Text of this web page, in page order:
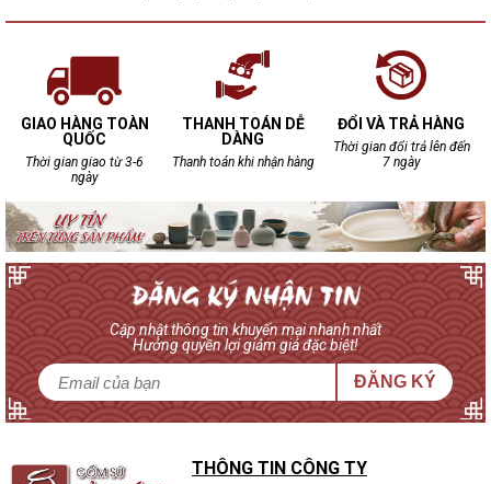
GIAO HÀNG TOÀN
QUỐC
Thời gian giao từ 3-6
ngày
THANH TOÁN DỄ
DÀNG
Thanh toán khi nhận hàng
ĐỔI VÀ TRẢ HÀNG
Thời gian đổi trả lên đến
7 ngày
Cập nhật thông tin khuyến mại nhanh nhất
Hưởng quyền lợi giảm giá đặc biệt!
ĐĂNG KÝ
THÔNG TIN CÔNG TY